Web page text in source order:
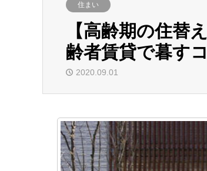
住まい
【高齢期の住替
齢者賃貸で暮す
2020.09.01